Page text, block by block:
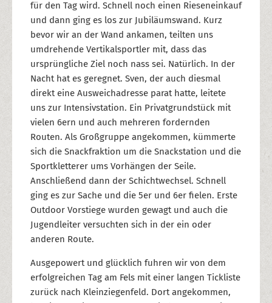
für den Tag wird. Schnell noch einen Rieseneinkauf
und dann ging es los zur Jubiläumswand. Kurz
bevor wir an der Wand ankamen, teilten uns
umdrehende Vertikalsportler mit, dass das
ursprüngliche Ziel noch nass sei. Natürlich. In der
Nacht hat es geregnet. Sven, der auch diesmal
direkt eine Ausweichadresse parat hatte, leitete
uns zur Intensivstation. Ein Privatgrundstück mit
vielen 6ern und auch mehreren fordernden
Routen. Als Großgruppe angekommen, kümmerte
sich die Snackfraktion um die Snackstation und die
Sportkletterer ums Vorhängen der Seile.
Anschließend dann der Schichtwechsel. Schnell
ging es zur Sache und die 5er und 6er fielen. Erste
Outdoor Vorstiege wurden gewagt und auch die
Jugendleiter versuchten sich in der ein oder
anderen Route.
Ausgepowert und glücklich fuhren wir von dem
erfolgreichen Tag am Fels mit einer langen Tickliste
zurück nach Kleinziegenfeld. Dort angekommen,